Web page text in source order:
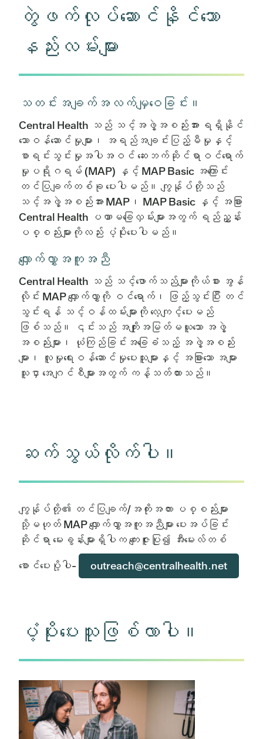
တွဲဖက်လုပ်ဆောင်နိုင်သော
နည်းလမ်းများ
သတင်းအချက်အလက်မျှဝေခြင်း။
Central Health သည် သင့်အဖွဲ့အစည်းအား ရရှိနိုင်
သောဝန်ဆောင်မှုများ၊ အရည်အချင်းပြည့်မီမှုနှင့်
စာရင်းသွင်းမှုအပါအဝင် ဆေးဘက်ဆိုင်ရာဝင်ရောက်
မှုပရိုဂရမ် (MAP) နှင့် MAP Basic အကြောင်း
တင်ပြချက်တစ်ခု ပေးပါမည်။ ကျွန်ုပ်တို့သည်
သင့်အဖွဲ့အစည်းအား MAP၊ MAP Basic နှင့် အခြား
Central Health ပဏာမခြေလှမ်းများအတွက် ရည်ညွှန်း
ပစ္စည်းများကိုလည်း ပံ့ပိုးပေးပါမည်။
လျှောက်လွှာအကူအညီ
Central Health သည် သင့်ဖောက်သည်များကိုယ်စား အွန်
လိုင်း MAP လျှောက်လွှာကို ဝင်ရောက်၊ ဖြည့်သွင်းပြီး တင်
သွင်းရန် သင့်ဝန်ထမ်းများကို လေ့ကျင့်ပေးမည်
ဖြစ်သည်။ ၎င်းသည် အကျိုးအမြတ်မယူသော အဖွဲ့
အစည်းများ၊ ယုံကြည်ခြင်းအခြေခံသည့် အဖွဲ့အစည်း
များ၊ လူမှုရေးဝန်ဆောင်မှုပေးသူများနှင့် အခြားသော အများ
သူငှာ အေဂျင်စီများအတွက် ကန့်သတ်ထားသည်။
ဆက်သွယ်လိုက်ပါ။
ကျွန်ုပ်တို့၏ တင်ပြချက်/အကိုးအကား ပစ္စည်းများ
သို့မဟုတ် MAP လျှောက်လွှာအကူအညီများ ပေးအပ်ခြင်း
ဆိုင်ရာ မေးခွန်းများရှိပါက ကျေးဇူးပြု၍ အီးမေးလ်တစ်
စောင်ပေးပို့ပါ-
outreach@centralhealth.net
ပံ့ပိုးပေးသူဖြစ်လာပါ။